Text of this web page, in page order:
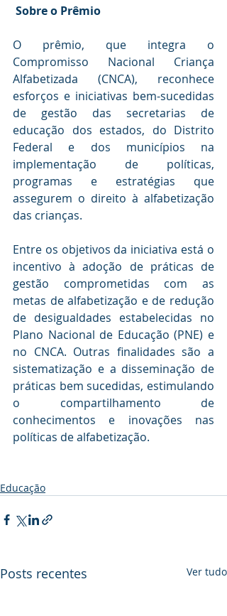
Sobre o Prêmio
O prêmio, que integra o
Compromisso Nacional Criança
Alfabetizada (CNCA), reconhece
esforços e iniciativas bem-sucedidas
de gestão das secretarias de
educação dos estados, do Distrito
Federal e dos municípios na
implementação de políticas,
programas e estratégias que
assegurem o direito à alfabetização
das crianças.
Entre os objetivos da iniciativa está o
incentivo à adoção de práticas de
gestão comprometidas com as
metas de alfabetização e de redução
de desigualdades estabelecidas no
Plano Nacional de Educação (PNE) e
no CNCA. Outras finalidades são a
sistematização e a disseminação de
práticas bem sucedidas, estimulando
o compartilhamento de
conhecimentos e inovações nas
políticas de alfabetização.
Educação
Posts recentes Ver tudo